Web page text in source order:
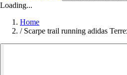
Loading...
Home
/ Scarpe trail running adidas